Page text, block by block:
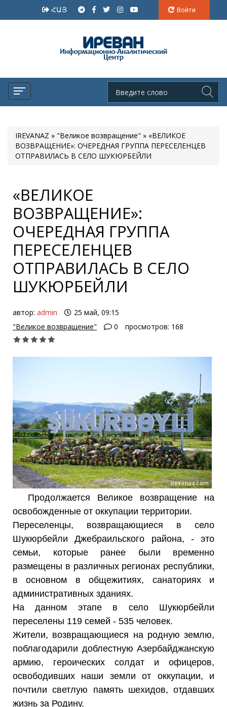
ՀԱՅ Войти
IREVANAZ » "Великое возвращение" » «ВЕЛИКОЕ
ВОЗВРАЩЕНИЕ»: ОЧЕРЕДНАЯ ГРУППА ПЕРЕСЕЛЕНЦЕВ
ОТПРАВИЛАСЬ В СЕЛО ШУКЮРБЕЙЛИ
«ВЕЛИКОЕ
ВОЗВРАЩЕНИЕ»:
ОЧЕРЕДНАЯ ГРУППА
ПЕРЕСЕЛЕНЦЕВ
ОТПРАВИЛАСЬ В СЕЛО
ШУКЮРБЕЙЛИ
автор: admin
25 май, 09:15
"Великое возвращение"
0 просмотров: 168
Продолжается Великое возвращение на
освобожденные от оккупации территории.
Переселенцы, возвращающиеся в село
Шукюрбейли Джебраильского района, - это
семьи, которые ранее были временно
размещены в различных регионах республики,
в основном в общежитиях, санаториях и
административных зданиях.
На данном этапе в село Шукюрбейли
переселены 119 семей - 535 человек.
Жители, возвращающиеся на родную землю,
поблагодарили доблестную Азербайджанскую
армию, героических солдат и офицеров,
освободивших наши земли от оккупации, и
почтили светлую память шехидов, отдавших
жизнь за Родину.